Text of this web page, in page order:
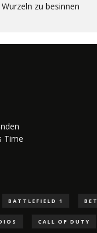
zu besinnen
Time
BATTLEFIELD 1
CALL OF DUTY